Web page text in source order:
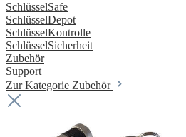
SchlüsselSafe
SchlüsselDepot
SchlüsselKontrolle
SchlüsselSicherheit
Zubehör
Support
Zur Kategorie Zubehör